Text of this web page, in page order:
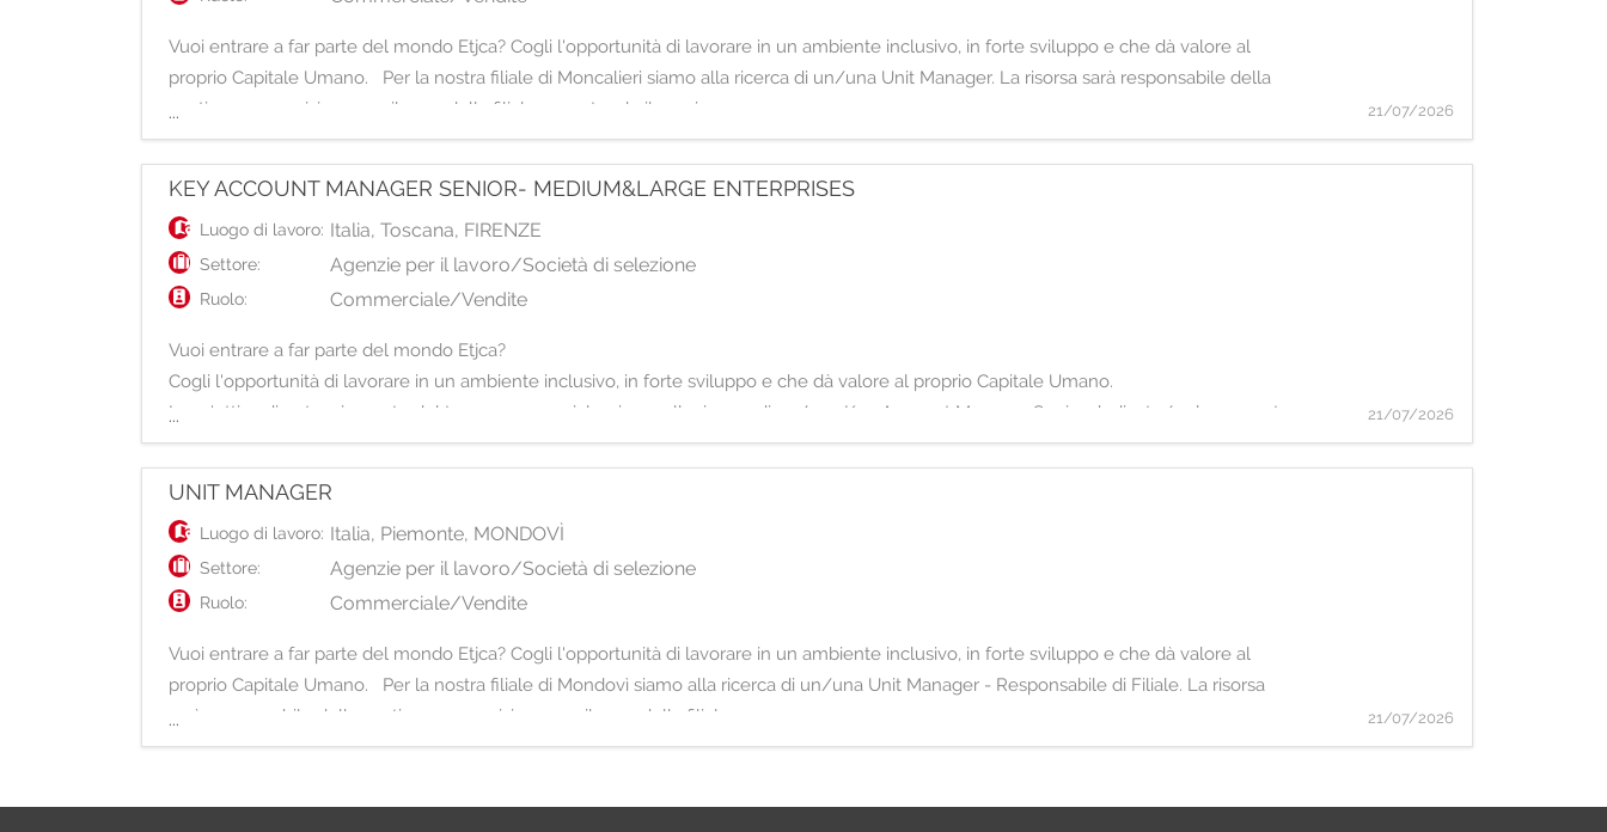
Vuoi entrare a far parte del mondo Etjca? Cogli l'opportunità di lavorare in un ambiente inclusivo, in forte sviluppo e che dà valore al
proprio Capitale Umano. Per la nostra filiale di Moncalieri siamo alla ricerca di un/una Unit Manager. La risorsa sarà responsabile della
gestione, supervisione e sviluppo della filiale, garantendo il raggiu
... 21/07/2026
KEY ACCOUNT MANAGER SENIOR- MEDIUM&LARGE ENTERPRISES
Luogo di lavoro: Italia,Toscana, FIRENZE
Settore: Agenzie per il lavoro/Società di selezione
Ruolo: Commerciale/Vendite
Vuoi entrare a far parte del mondo Etjca?
Cogli l'opportunità di lavorare in un ambiente inclusivo, in forte sviluppo e che dà valore al proprio Capitale Umano.
In un'ottica di potenziamento del team commerciale, siamo alla ricerca di un/una Key Account Manager Senior dedicato/a al segmento Medium & Large Enterprises.
La risorsa avrà la respo
... 21/07/2026
UNIT MANAGER
Luogo di lavoro: Italia, Piemonte, MONDOVÌ
Settore: Agenzie per il lavoro/Società di selezione
Ruolo: Commerciale/Vendite
Vuoi entrare a far parte del mondo Etjca? Cogli l'opportunità di lavorare in un ambiente inclusivo, in forte sviluppo e che dà valore al
proprio Capitale Umano. Per la nostra filiale di Mondovì siamo alla ricerca di un/una Unit Manager - Responsabile di Filiale. La risorsa
sarà responsabile della gestione, supervisione e sviluppo della filiale
... 21/07/2026